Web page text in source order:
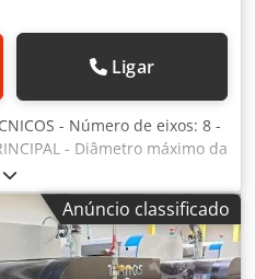
Fanuc 31i-B - Torre de
das ferramentas
Bucha guia acionada -
- Esteira
de cavacos -
KNOLL * com bomba de
- Alimentador de barras:
de extinção de incêndio *
Deve ser inspecionado
do comprador. -
Ligar
- Número de eixos: 8 -
- Diâmetro máximo da
máximo usinável: 190 [mm]
- Potência do motor do
do eixo C: 0,001 [graus]
máximo da barra: 13 [mm] -
- Potência do motor do
Anúncio classificado